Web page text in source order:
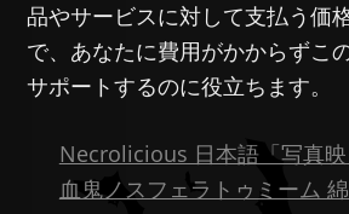
品やサービスに対して支払う価
で、あなたに費用がかからずこ
サポートするのに役立ちます。
Necrolicious 日本語「写真
血鬼ノスフェラトゥミーム